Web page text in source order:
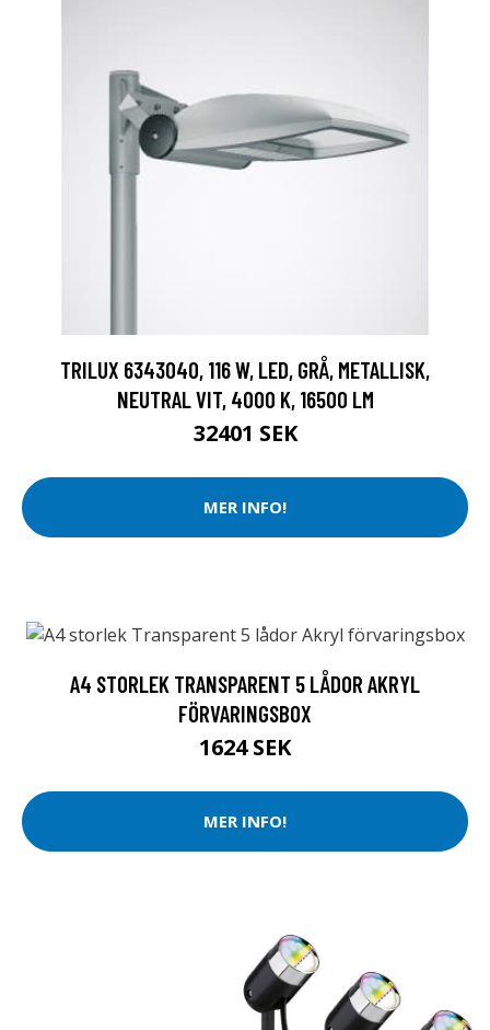
TRILUX 6343040, 116 W, LED, GRÅ, METALLISK,
NEUTRAL VIT, 4000 K, 16500 LM
32401 SEK
MER INFO!
A4 STORLEK TRANSPARENT 5 LÅDOR AKRYL
FÖRVARINGSBOX
1624 SEK
MER INFO!